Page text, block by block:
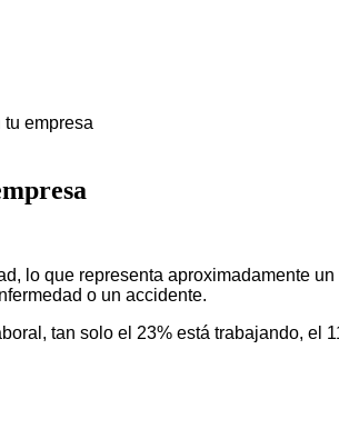
empresa
lo que representa aproximadamente
o un accidente.
tan solo el 23% está trabajando, el